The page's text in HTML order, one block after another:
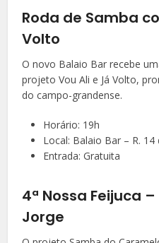
Roda de Samba
Volto
O novo Balaio Bar recebe
projeto Vou Ali e Já Volto,
do campo-grandense.
Horário: 19h
Local: Balaio Bar – R. 14
Entrada: Gratuita
4ª Nossa Feijuca
Jorge